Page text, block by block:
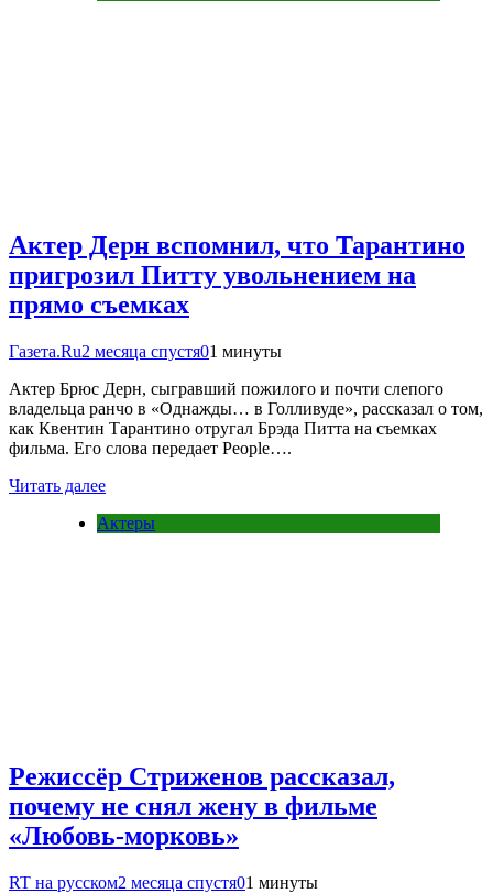
Актер Дерн вспомнил, что Тарантино
пригрозил Питту увольнением на
прямо съемках
Газета.Ru2 месяца спустя01 минуты
Актер Брюс Дерн, сыгравший пожилого и почти слепого
владельца ранчо в «Однажды… в Голливуде», рассказал о том,
как Квентин Тарантино отругал Брэда Питта на съемках
фильма. Его слова передает People….
Читать далее
Актеры
Режиссёр Стриженов рассказал,
почему не снял жену в фильме
«Любовь-морковь»
RT на русском2 месяца спустя01 минуты